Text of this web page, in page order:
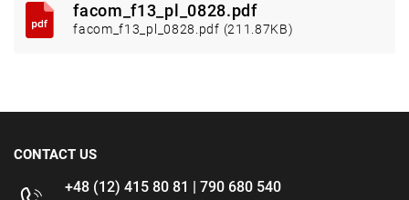
facom_f13_pl_0828.pdf
facom_f13_pl_0828.pdf (211.87KB)
CONTACT US
+48 (12) 415 80 81 | 790 680 540